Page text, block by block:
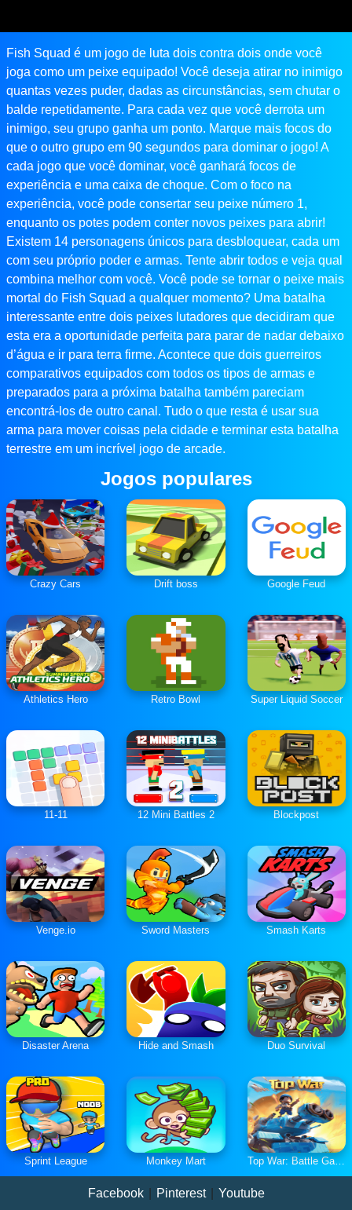
Fish Squad é um jogo de luta dois contra dois onde você
joga como um peixe equipado! Você deseja atirar no inimigo
quantas vezes puder, dadas as circunstâncias, sem chutar o
balde repetidamente. Para cada vez que você derrota um
inimigo, seu grupo ganha um ponto. Marque mais focos do
que o outro grupo em 90 segundos para dominar o jogo! A
cada jogo que você dominar, você ganhará focos de
experiência e uma caixa de choque. Com o foco na
experiência, você pode consertar seu peixe número 1,
enquanto os potes podem conter novos peixes para abrir!
Existem 14 personagens únicos para desbloquear, cada um
com seu próprio poder e armas. Tente abrir todos e veja qual
combina melhor com você. Você pode se tornar o peixe mais
mortal do Fish Squad a qualquer momento? Uma batalha
interessante entre dois peixes lutadores que decidiram que
esta era a oportunidade perfeita para parar de nadar debaixo
d’água e ir para terra firme. Acontece que dois guerreiros
comparativos equipados com todos os tipos de armas e
preparados para a próxima batalha também pareciam
encontrá-los de outro canal. Tudo o que resta é usar sua
arma para mover coisas pela cidade e terminar esta batalha
terrestre em um incrível jogo de arcade.
Jogos populares
Crazy Cars Drift boss Google Feud
Athletics Hero Retro Bowl Super Liquid Soccer
11-11 12 Mini Battles 2 Blockpost
Venge.io Sword Masters Smash Karts
Disaster Arena Hide and Smash Duo Survival
Sprint League Monkey Mart Top War: Battle Game
Facebook Pinterest Youtube